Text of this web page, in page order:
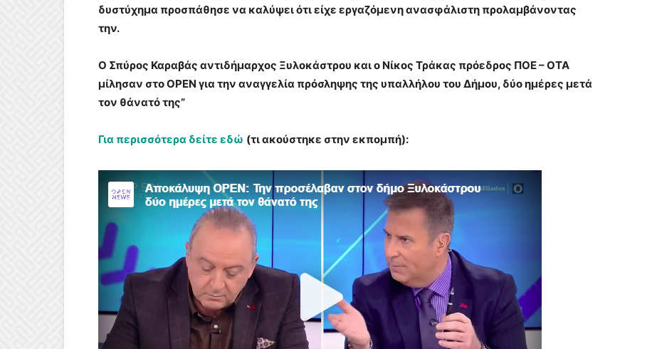
δυστύχημα προσπάθησε να καλύψει ότι είχε εργαζόμενη ανασφάλιστη προλαμβάνοντας
την.
Ο Σπύρος Καραβάς αντιδήμαρχος Ξυλοκάστρου και ο Νίκος Τράκας πρόεδρος ΠΟΕ – ΟΤΑ
μίλησαν στο OPEN για την αναγγελία πρόσληψης της υπαλλήλου του Δήμου, δύο ημέρες μετά
τον θάνατό της”
Για περισσότερα δείτε εδώ (τι ακούστηκε στην εκπομπή):